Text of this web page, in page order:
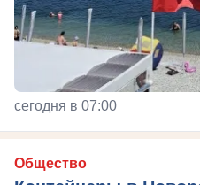
сегодня в 07:00
Общество